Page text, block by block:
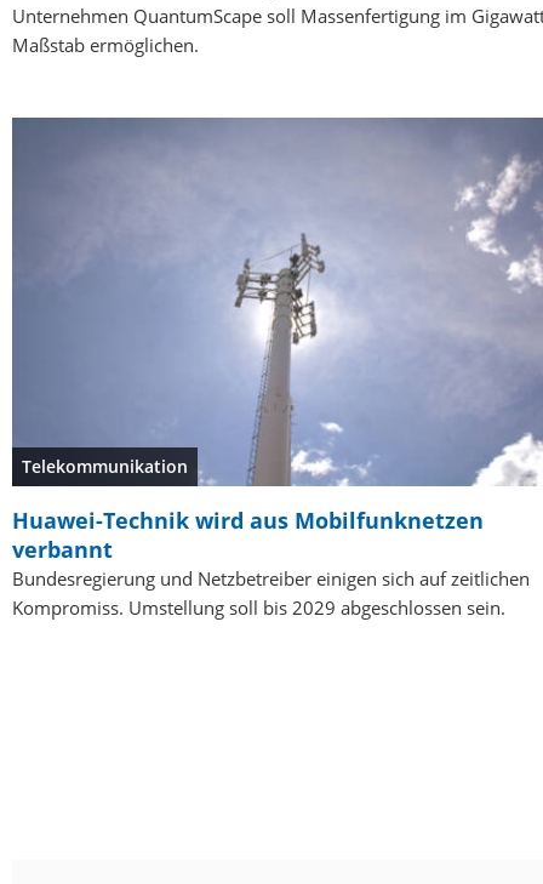
Unternehmen QuantumScape soll Massenfertigung im
Maßstab ermöglichen.
Telekommunikation
Huawei-Technik wird aus Mobilfunknetzen
verbannt
Bundesregierung und Netzbetreiber einigen sich auf zeitlichen
Kompromiss. Umstellung soll bis 2029 abgeschlossen sein.